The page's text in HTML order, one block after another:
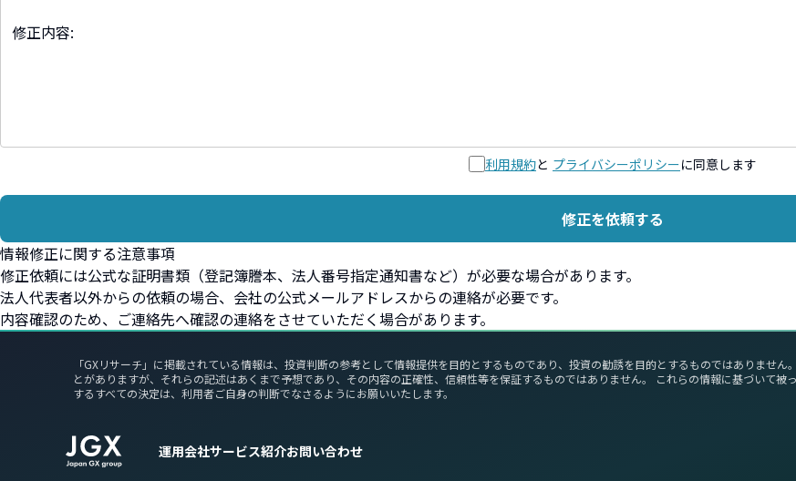
利用規約と プライバシーポリシーに同意します
修正を依頼する
情報修正に関する注意事項
修正依頼には公式な証明書類（登記簿謄本、法人番号指定通知書など）が必要な場合があります。
法人代表者以外からの依頼の場合、会社の公式メールアドレスからの連絡が必要です。
内容確認のため、ご連絡先へ確認の連絡をさせていただく場合があります。
「GXリサーチ」に掲載されている情報は、投資判断の参考として情報提供を目的とするものであり、投資の勧誘を目的とするものではありませ
とがありますが、それらの記述はあくまで予想であり、その内容の正確性、信頼性等を保証するものではありません。 これらの情報に基づいて
するすべての決定は、利用者ご自身の判断でなさるようにお願いいたします。
運用会社サービス紹介お問い合わせ